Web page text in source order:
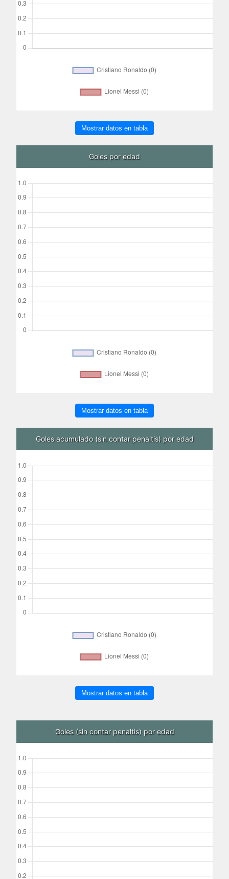
Mostrar datos en tabla
Goles por edad
Mostrar datos en tabla
Goles acumulado (sin contar penaltis) por edad
Mostrar datos en tabla
Goles (sin contar penaltis) por edad